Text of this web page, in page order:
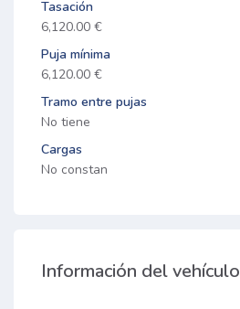
Tasación
6,120.00 €
Puja mínima
6,120.00 €
Tramo entre pujas
No tiene
Cargas
No constan
Información del vehículo